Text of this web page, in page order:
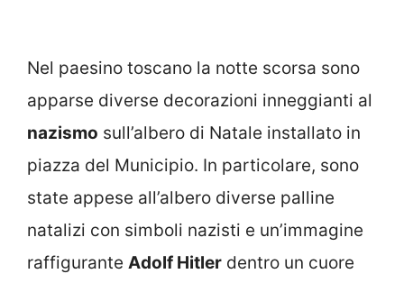
Nel paesino toscano la notte scorsa sono
apparse diverse decorazioni inneggianti al
nazismo sull’albero di Natale installato in
piazza del Municipio. In particolare, sono
state appese all’albero diverse palline
natalizi con simboli nazisti e un’immagine
raffigurante Adolf Hitler dentro un cuore